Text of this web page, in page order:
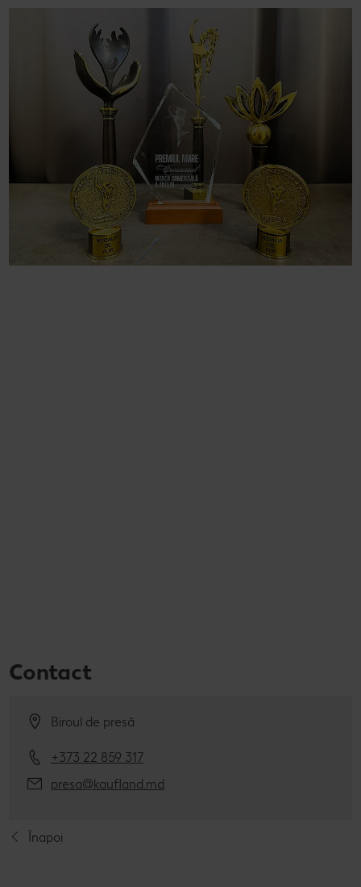
Contact
Biroul de presă
+373 22 859 317
presa@kaufland.md
Înapoi